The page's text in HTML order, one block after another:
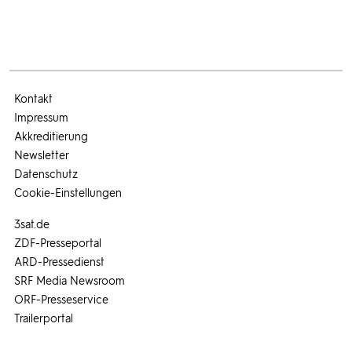
3sat.de
ZDF-Presseportal
ARD-Pressedienst
SRF Media Newsroom
ORF-Presseservice
Trailerportal
Kontakt
Impressum
Akkreditierung
Newsletter
Datenschutz
Cookie-Einstellungen